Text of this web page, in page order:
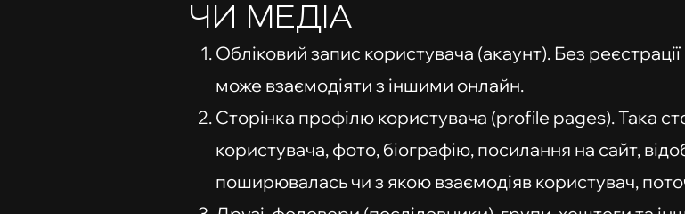
ЧИ МЕДІА
Обліковий запис користувача (акаунт). Без
може взаємодіяти з іншими онлайн.
Сторінка профілю користувача (profile pages). Така
користувача, фото, біографію, посилання на сайт,
поширювалась чи з якою взаємодіяв користувач,